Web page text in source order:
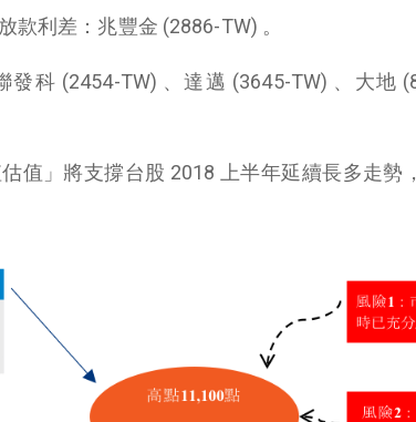
款利差：兆豐金 (2886-TW) 。
發科 (2454-TW) 、達邁 (3645-TW) 、大地
值」將支撐台股 2018 上半年延續長多走勢